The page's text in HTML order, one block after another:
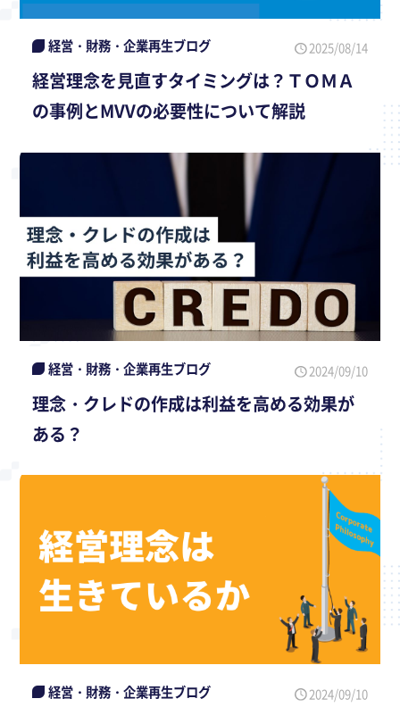
経営・財務・企業再生ブログ 2025/08/14
経営理念を見直すタイミングは？ＴＯＭＡ
の事例とMVVの必要性について解説
経営・財務・企業再生ブログ 2024/09/10
理念・クレドの作成は利益を高める効果が
ある？
経営・財務・企業再生ブログ 2024/09/10